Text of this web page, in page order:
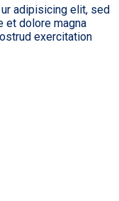
adipisicing elit, sed
et dolore magna
exercitation